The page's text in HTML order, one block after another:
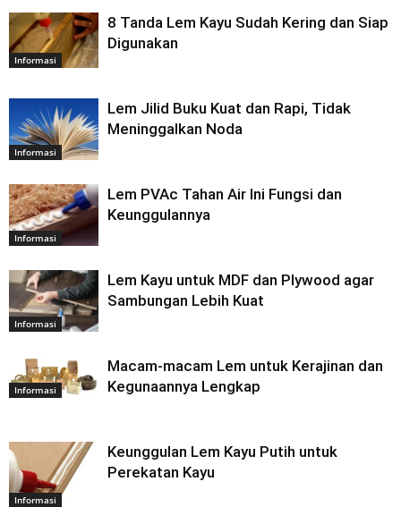
Informasi
8 Tanda Lem Kayu Sudah Kering dan Siap
Digunakan
Informasi
Lem Jilid Buku Kuat dan Rapi, Tidak
Meninggalkan Noda
Informasi
Lem PVAc Tahan Air Ini Fungsi dan
Keunggulannya
Informasi
Lem Kayu untuk MDF dan Plywood agar
Sambungan Lebih Kuat
Informasi
Macam-macam Lem untuk Kerajinan dan
Kegunaannya Lengkap
Informasi
Keunggulan Lem Kayu Putih untuk
Perekatan Kayu